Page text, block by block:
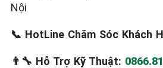
Nội
📞 HotLine Chăm Sóc Khách
👨‍🔧 Hỗ Trợ Kỹ Thuật: